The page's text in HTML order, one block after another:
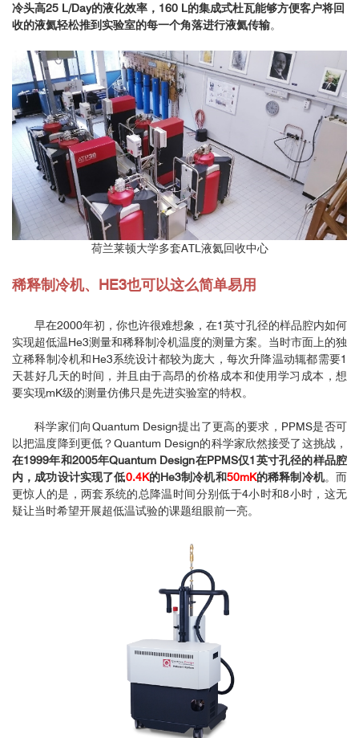
冷头高25 L/Day的液化效率，160 L的集成式杜瓦能够方便客户将回
收的液氦轻松推到实验室的每一个角落进行液氦传输。
荷兰莱顿大学多套ATL液氦回收中心
稀释制冷机、HE3也可以这么简单易用
早在2000年初，你也许很难想象，在1英寸孔径的样品腔内如何
实现超低温He3测量和稀释制冷机温度的测量方案。当时市面上的独
立稀释制冷机和He3系统设计都较为庞大，每次升降温动辄都需要1
天甚好几天的时间，并且由于高昂的价格成本和使用学习成本，想
要实现mK级的测量仿佛只是先进实验室的特权。
科学家们向Quantum Design提出了更高的要求，PPMS是否可
以把温度降到更低？Quantum Design的科学家欣然接受了这挑战，
在1999年和2005年Quantum Design在PPMS仅1英寸孔径的样品腔
内，成功设计实现了低0.4K的He3制冷机和50mK的稀释制冷机。而
更惊人的是，两套系统的总降温时间分别低于4小时和8小时，这无
疑让当时希望开展超低温试验的课题组眼前一亮。